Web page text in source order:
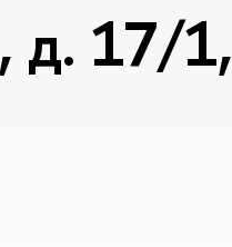
д. 17/1,